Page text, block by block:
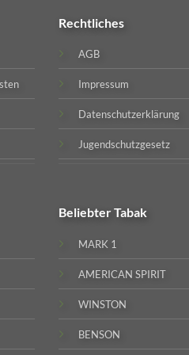
Rechtliches
AGB
Impressum
Datenschutzerklärung
Jugendschutzgesetz
BeliebterTabak
MARK 1
AMERICAN SPIRIT
WINSTON
BENSON